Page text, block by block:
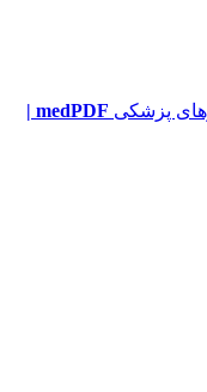
medPDF |